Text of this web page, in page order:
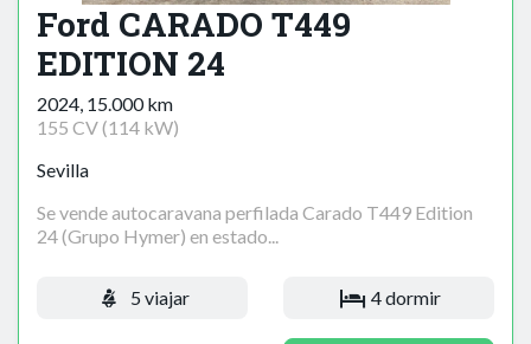
Ford CARADO T449
EDITION 24
2024, 15.000 km
155 CV (114 kW)
Sevilla
Se vende autocaravana perfilada Carado T449 Edition
24 (Grupo Hymer) en estado...
5 viajar 4 dormir